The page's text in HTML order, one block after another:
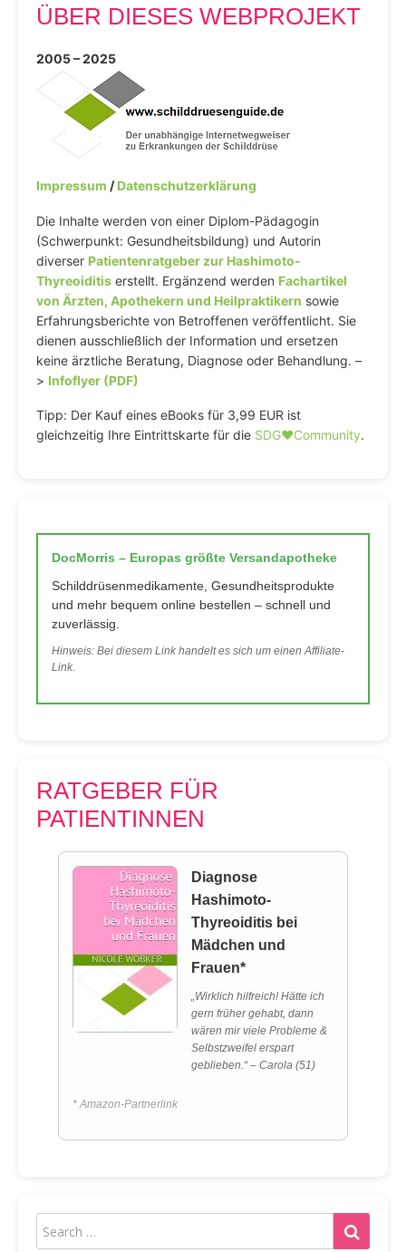
ÜBER DIESES WEBPROJEKT
2005 – 2025
Impressum /Datenschutzerklärung
Die Inhalte werden von einer Diplom-Pädagogin
(Schwerpunkt: Gesundheitsbildung) und Autorin
diverser Patientenratgeber zur Hashimoto-
Thyreoiditis erstellt. Ergänzend werden Fachartikel
von Ärzten, Apothekern und Heilpraktikern sowie
Erfahrungsberichte von Betroffenen veröffentlicht. Sie
dienen ausschließlich der Information und ersetzen
keine ärztliche Beratung, Diagnose oder Behandlung. –
> Infoflyer (PDF)
Tipp: Der Kauf eines eBooks für 3,99 EUR ist
gleichzeitig Ihre Eintrittskarte für die SDG♥️Community.
DocMorris – Europas größte Versandapotheke
Schilddrüsenmedikamente, Gesundheitsprodukte
und mehr bequem online bestellen – schnell und
zuverlässig.
Hinweis: Bei diesem Link handelt es sich um einen Affiliate-
Link.
RATGEBER FÜR
PATIENTINNEN
Diagnose
Hashimoto-
Thyreoiditis bei
Mädchen und
Frauen*
„Wirklich hilfreich! Hätte ich
gern früher gehabt, dann
wären mir viele Probleme &
Selbstzweifel erspart
geblieben.“ – Carola (51)
* Amazon-Partnerlink